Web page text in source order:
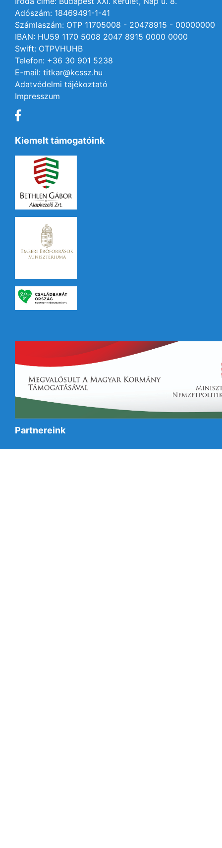
Adószám: 18469491-1-41
Számlaszám: OTP 11705008 - 20478915 - 00000000
IBAN: HU59 1170 5008 2047 8915 0000 0000
Swift: OTPVHUHB
Telefon: +36 30 901 5238
E-mail: titkar@kcssz.hu
Adatvédelmi tájékoztató
Impresszum
Kiemelt támogatóink
Partnereink